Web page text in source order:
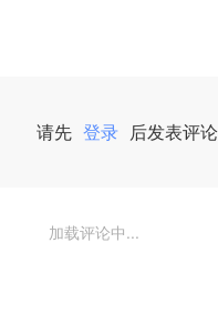
请先 登录 后发表评论
加载评论中...